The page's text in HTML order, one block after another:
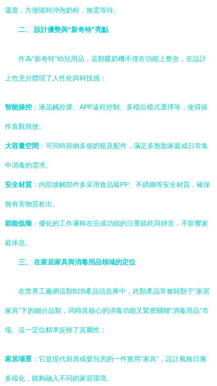
溫度，方便隨時沖泡奶粉，無需等待。
二、 設計優勢與“新奇特”亮點
作為“新奇特”幼兒用品，這類暖奶機不僅在功能上整合，在設計
上也充分體現了人性化與科技感：
智能操控 ：液晶觸控屏、APP遠程控制、多檔位模式選擇等，使得操
作直觀簡便。
大容量空間 ：可同時容納多個奶瓶及配件，滿足多胞胎家庭或日常集
中消毒的需求。
安全材質 ：內部接觸部件多采用食品級PP、不銹鋼等安全材質，確保
無有害物質析出。
節能低噪 ：優化的工作邏輯在完成功能的注重能耗與靜音，不影響家
庭休息。
三、 在家居家具與消毒用品領域的定位
在世界工廠網這類B2B產品信息庫中，此類產品常被歸類于“家居
家具”下的細分品類，同時其核心的消毒功能又緊密關聯“消毒用品”市
場。這一定位精準反映了其屬性：
家居場景 ：它是現代廚房或嬰兒房的一件實用“家具”，設計風格日漸
多樣化，能夠融入不同的家居環境。